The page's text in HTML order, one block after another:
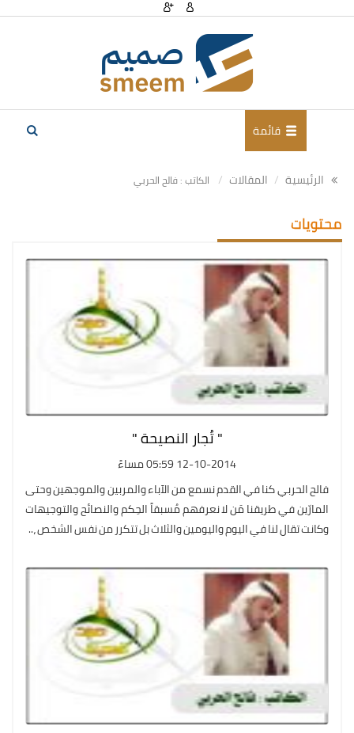
قائمة
الرئيسية المقالات الكاتب : فالح الحربي
محتويات
" تُجار النصيحة "
12-10-2014 05:59 مساءً
فالح الحربي كنا في القدم نسمع من الآباء والمربين والموجهين وحتى
المارّين في طريقنا مَن لا نعرفهم مُسبقاً الحِكم والنصائح والتوجيهات
وكانت تقال لنا في اليوم واليومين والثلاث بل تتكرر من نفس الشخص ،..